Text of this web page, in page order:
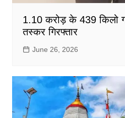
1.10 करोड़ के 439 किलो
तस्कर गिरफ्तार
June 26, 2026